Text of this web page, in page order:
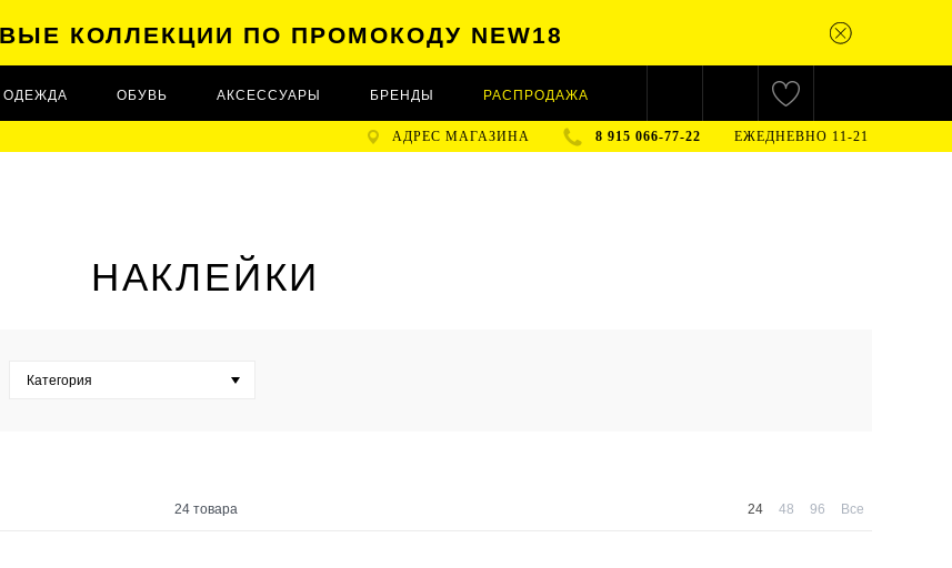
КОЛЛЕКЦИИ ПО ПРОМОКОДУ NEW18
АДРЕС МАГАЗИНА 8 915 066-77-22 ЕЖЕДНЕВНО 11-21
ОДЕЖДА ОБУВЬ АКСЕССУАРЫ БРЕНДЫ РАСПРОДАЖА
НАКЛЕЙКИ
Категория
24 товара 24 48 96 Все